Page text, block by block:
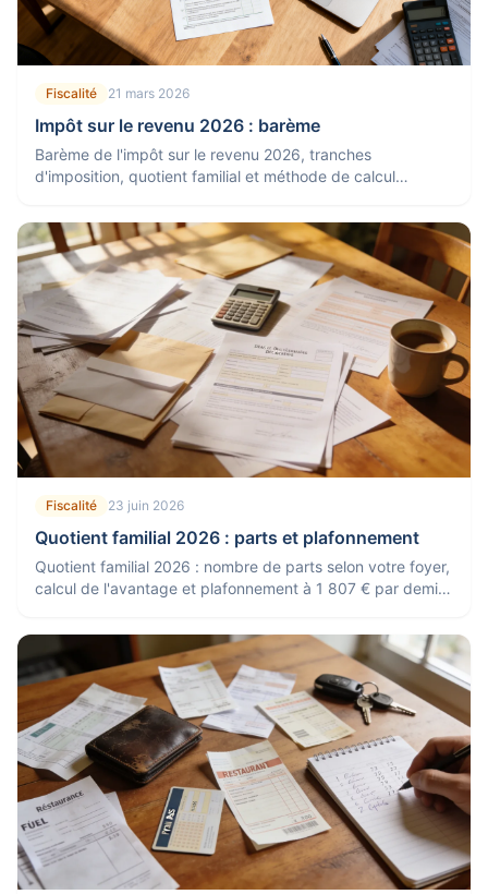
Fiscalité 21 mars 2026
Impôt sur le revenu 2026 : barème
Barème de l'impôt sur le revenu 2026, tranches
d'imposition, quotient familial et méthode de calcul
Fiscalité 23 juin 2026
Quotient familial 2026 : parts et plafonnement
Quotient familial 2026 : nombre de parts selon votre foyer,
calcul de l'avantage et plafonnement à 1 807 € par demi-